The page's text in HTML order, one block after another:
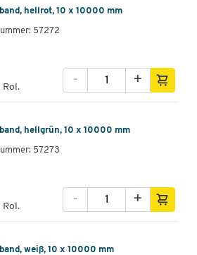
hellrot, 10 x 10000 mm
57272
Rol.
+
-
hellgrün, 10 x 10000 mm
57273
Rol.
+
-
weiß, 10 x 10000 mm